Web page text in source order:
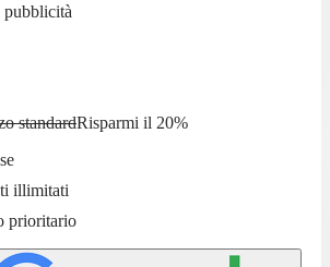
pubblicità
standardRisparmi il 20%
illimitati
prioritario